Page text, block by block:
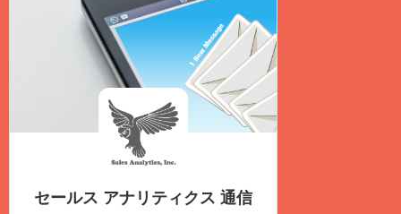
セールス アナリティクス 通信